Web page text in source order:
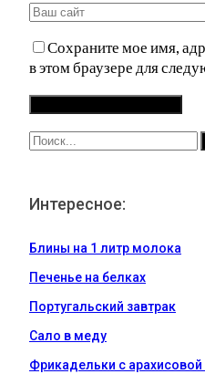
Сохраните мое имя,
в этом браузере для
Интересное:
Блины на 1 литр молока
Печенье на белках
Португальский завтрак
Сало в меду
Фрикадельки с